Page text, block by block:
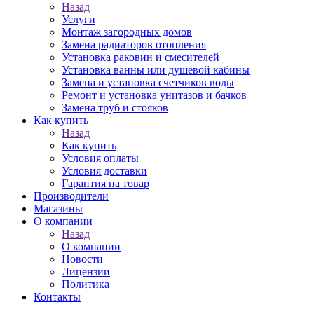
Назад
Услуги
Монтаж загородных домов
Замена радиаторов отопления
Установка раковин и смесителей
Установка ванны или душевой кабины
Замена и установка счетчиков воды
Ремонт и установка унитазов и бачков
Замена труб и стояков
Как купить
Назад
Как купить
Условия оплаты
Условия доставки
Гарантия на товар
Производители
Магазины
О компании
Назад
О компании
Новости
Лицензии
Политика
Контакты